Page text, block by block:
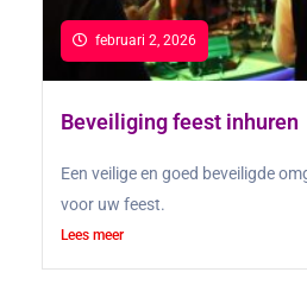
Beveiliging feest inhuren
februari 2, 2026
Een veilige en goed beveiligde
voor uw feest.
Lees meer